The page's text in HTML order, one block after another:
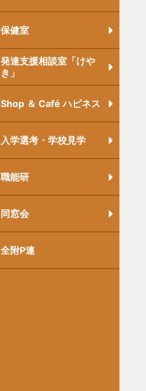
保健室
発達支援相談室「けや
き」
Shop ＆ Café ハピネス
入学選考・学校見学
職能研
同窓会
全附P連